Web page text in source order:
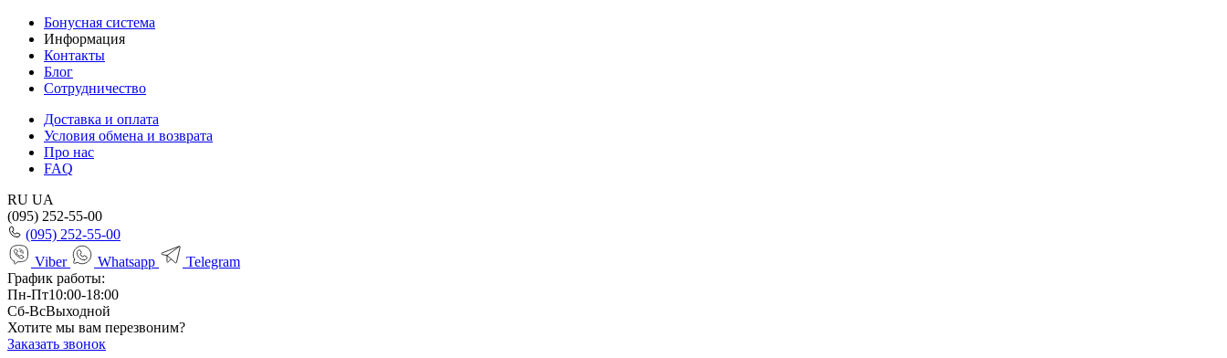
Бонусная система
Информация
Контакты
Блог
Сотрудничество
Доставка и оплата
Условия обмена и возврата
Про нас
FAQ
RU UA
(095) 252-55-00
(095) 252-55-00
Viber
Whatsapp
Telegram
График работы:
Пн-Пт10:00-18:00
Сб-ВсВыходной
Хотите мы вам перезвоним?
Заказать звонок